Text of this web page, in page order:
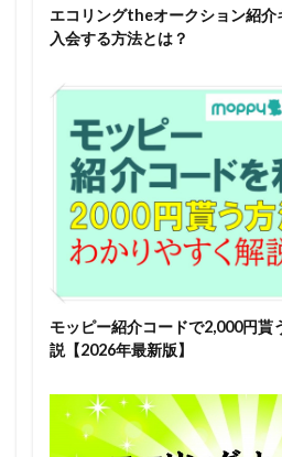
エコリングtheオークション紹介
入会する方法とは？
モッピー紹介コードで2,000円貰
説【2026年最新版】